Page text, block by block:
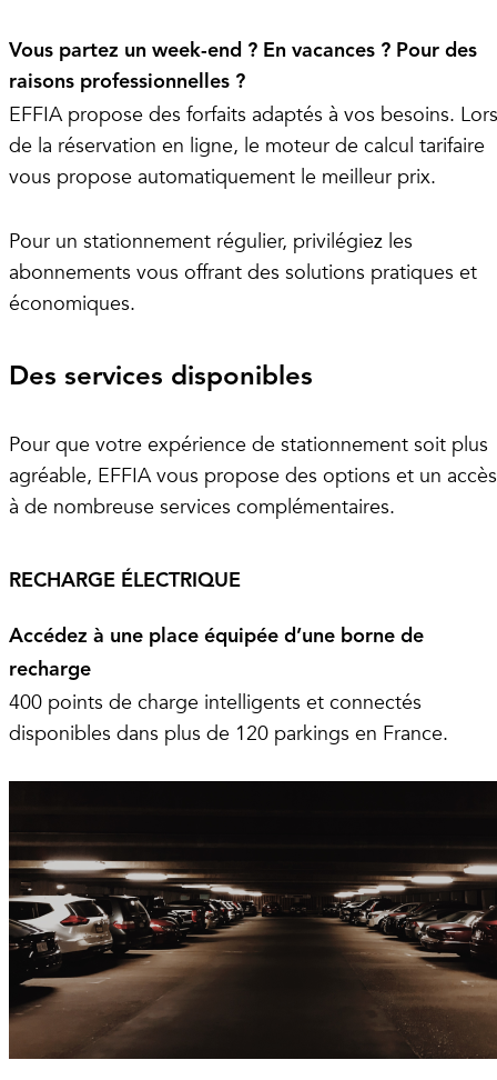
Vous partez un week-end ? En vacances ? Pour des
raisons professionnelles ?
EFFIA propose des forfaits adaptés à vos besoins. Lors
de la réservation en ligne, le moteur de calcul tarifaire
vous propose automatiquement le meilleur prix.
Pour un stationnement régulier, privilégiez les
abonnements vous offrant des solutions pratiques et
économiques.
Des services disponibles
Pour que votre expérience de stationnement soit plus
agréable, EFFIA vous propose des options et un accès
à de nombreuse services complémentaires.
RECHARGE ÉLECTRIQUE
Accédez à une place équipée d’une borne de
recharge
400 points de charge intelligents et connectés
disponibles dans plus de 120 parkings en France.